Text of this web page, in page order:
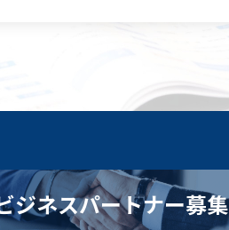
ジネスパートナー募集